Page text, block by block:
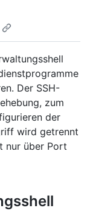
Der SSH-
zum
der
wird getrennt
nur über Port